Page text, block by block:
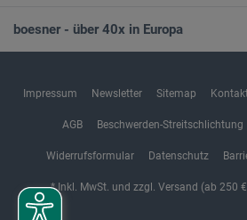
boesner - über 40x in Europa
Impressum Newsletter Sitemap
AGB Beschwerden-Streitschlichtung
Widerrufsformular Datenschutz
* Inkl. MwSt. und zzgl. Versand (ab 250